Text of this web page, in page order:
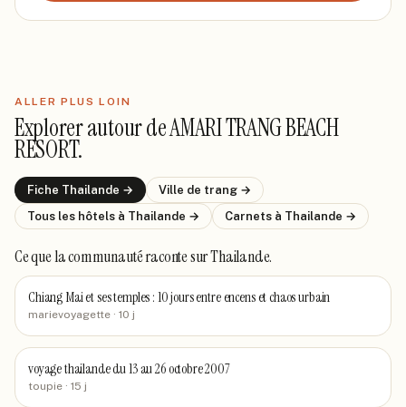
ALLER PLUS LOIN
Explorer autour deAMARI TRANG BEACH
RESORT.
Fiche Thailande → Ville de trang →
Tous les hôtels à Thailande → Carnets à Thailande →
Ce que la communauté racontesur Thailande.
Chiang Mai et ses temples : 10 jours entre encens et chaos urbain
marievoyagette · 10 j
voyage thailande du 13 au 26 octobre 2007
toupie · 15 j